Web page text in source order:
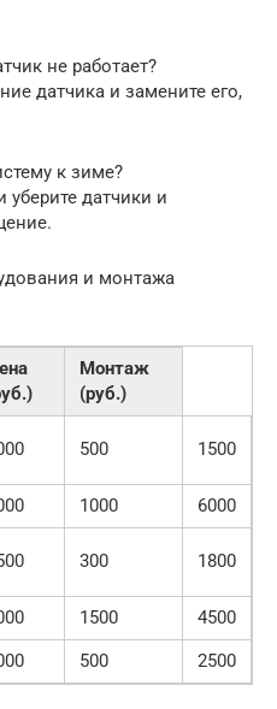
не работает?
датчика и замените его,
к зиме?
уберите датчики и
и монтажа
Монтаж
(руб.)
500 1500
1000
6000
300 1800
1500
4500
500 2500